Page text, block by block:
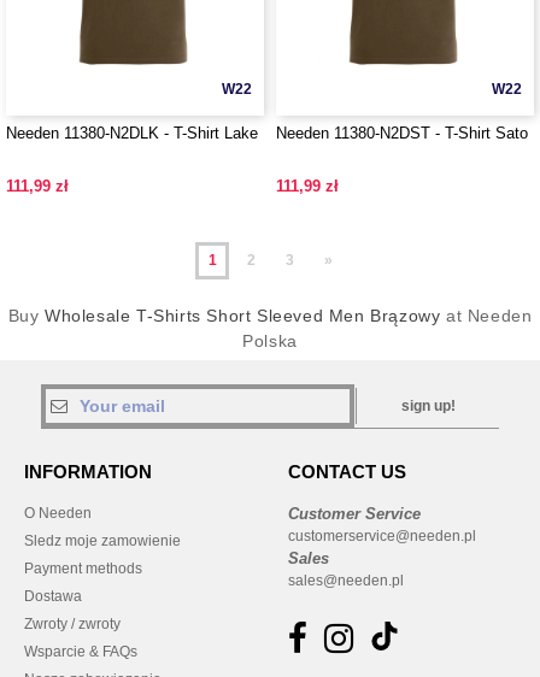
W22
Needen 11380-N2DLK - T-Shirt Lake
111,99 zł
W22
Needen 11380-N2DST - T-Shirt Sato
111,99 zł
1 2 3 »
Buy Wholesale T-Shirts Short Sleeved Men Brązowy at Needen
Polska
sign up!
INFORMATION
O Needen
Sledz moje zamowienie
Payment methods
Dostawa
Zwroty / zwroty
Wsparcie & FAQs
CONTACT US
Customer Service
customerservice@needen.pl
Sales
sales@needen.pl